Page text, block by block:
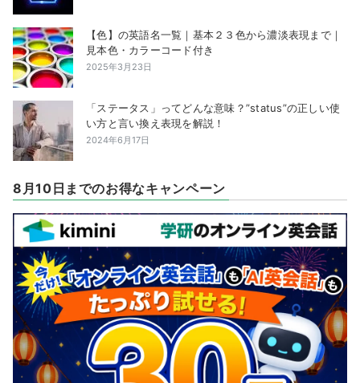
【色】の英語名一覧｜基本２３色から濃淡表現まで｜
見本色・カラーコード付き
2025年3月23日
「ステータス」ってどんな意味？”status”の正しい使
い方と言い換え表現を解説！
2024年6月17日
8月10日までのお得なキャンペーン